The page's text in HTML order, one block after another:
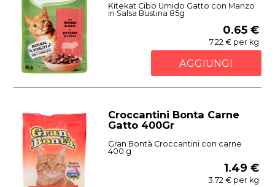
Kitekat Cibo Umido Gatto con Manzo
in Salsa Bustina 85g
0.65 €
7.22 € per kg
AGGIUNGI
Croccantini Bonta Carne
Gatto 400Gr
Gran Bontà Croccantini con carne
400 g
1.49 €
3.72 € per kg